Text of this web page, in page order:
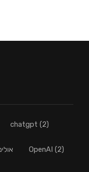
chatgpt (2)
OpenAI (2)